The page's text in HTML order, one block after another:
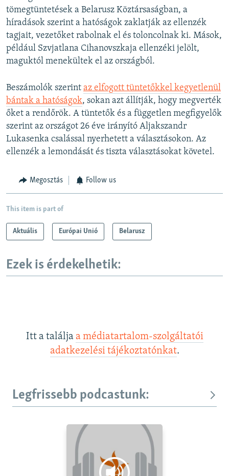
tömegtüntetések a Belarusz Köztársaságban, a
híradások szerint a hatóságok zaklatják az ellenzék
tagjait, vezetőket rabolnak el és toloncolnak ki. Mások,
például Szvjatlana Cihanovszkaja ellenzéki jelölt,
maguktól menekültek el az országból.
Beszámolók szerint az elfogott tüntetőkkel kegyetlenül
bántak a hatóságok, sokan azt állítják, hogy megverték
őket a rendőrök. A tüntetők és a független megfigyelők
szerint az országot 26 éve irányító Aljakszandr
Lukasenka csalással nyerhetett a választásokon. Az
ellenzék a lemondását és tiszta választásokat követel.
Megosztás Follow us
This item is part of
Aktuális Európai Unió Belarusz
Ezek is érdekelhetik:
Itt a találja a médiatartalom-szolgáltatói
adatkezelési tájékoztatónkat.
Legfrissebb podcastunk: